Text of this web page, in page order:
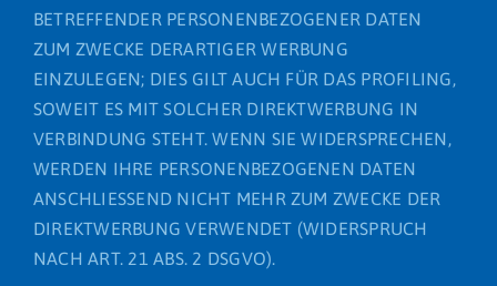
BETREFFENDER PERSONENBEZOGENER DATEN
ZUM ZWECKE DERARTIGER WERBUNG
EINZULEGEN; DIES GILT AUCH FÜR DAS PROFILING,
SOWEIT ES MIT SOLCHER DIREKTWERBUNG IN
VERBINDUNG STEHT. WENN SIE WIDERSPRECHEN,
WERDEN IHRE PERSONENBEZOGENEN DATEN
ANSCHLIESSEND NICHT MEHR ZUM ZWECKE DER
DIREKTWERBUNG VERWENDET (WIDERSPRUCH
NACH ART. 21 ABS. 2 DSGVO).